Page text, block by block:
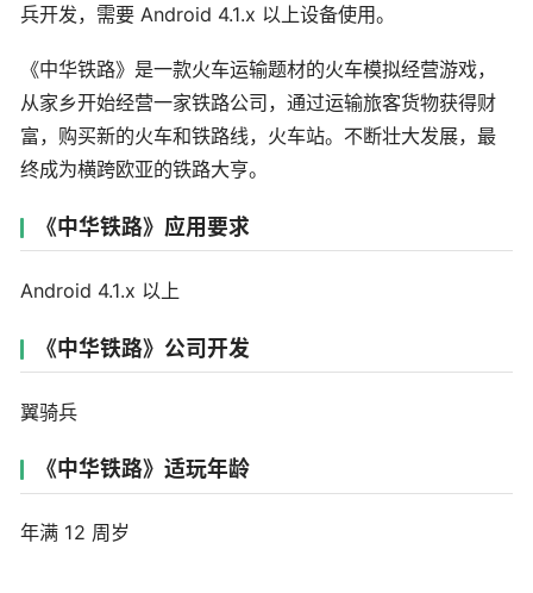
兵开发，需要 Android 4.1.x 以上设备使用。
《中华铁路》是一款火车运输题材的火车模拟经营游戏，
从家乡开始经营一家铁路公司，通过运输旅客货物获得财
富，购买新的火车和铁路线，火车站。不断壮大发展，最
终成为横跨欧亚的铁路大亨。
《中华铁路》应用要求
Android 4.1.x 以上
《中华铁路》公司开发
翼骑兵
《中华铁路》适玩年龄
年满 12 周岁